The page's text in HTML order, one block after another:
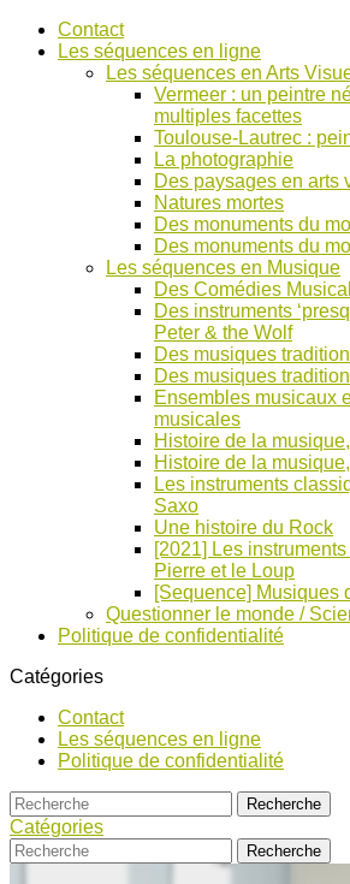
AccéderContact
Les séquences en ligne
Les séquences en Arts
Vermeer : un peintre
multiples facettes
Toulouse-Lautrec :
La photographie
Des paysages en arts
Natures mortes
Des monuments du
Des monuments du
Les séquences en Musique
Des Comédies
Des instruments
Peter & the Wolf
Des musiques
Des musiques
Ensembles musicaux
musicales
Histoire de la
Histoire de la
Les instruments
Saxo
Une histoire du Rock
[2021] Les
Pierre et le Loup
[Sequence] Musiques
Questionner le monde /
Politique de confidentialité
Catégories
Contact
Les séquences en ligne
Politique de confidentialité
Catégories